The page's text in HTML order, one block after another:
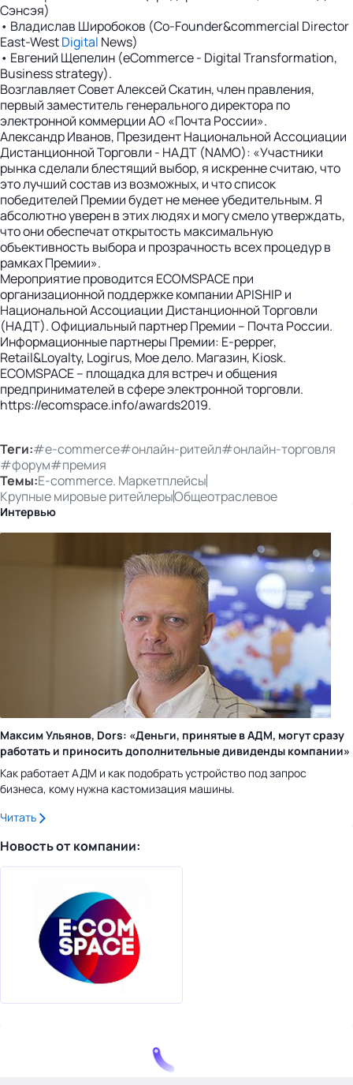
Сэнсэя)
• Владислав Широбоков (Co-Founder&commercial Director
East-WestDigital News)
• Евгений Щепелин (eCommerce - Digital Transformation,
Business strategy).
Возглавляет Совет Алексей Скатин, член правления,
первый заместитель генерального директора по
электронной коммерции АО «Почта России».
Александр Иванов, Президент Национальной Ассоциации
Дистанционной Торговли - НАДТ (NAMO): «Участники
рынка сделали блестящий выбор, я искренне считаю, что
это лучший состав из возможных, и что список
победителей Премии будет не менее убедительным. Я
абсолютно уверен в этих людях и могу смело утверждать,
что они обеспечат открытость максимальную
объективность выбора и прозрачность всех процедур в
рамках Премии».
Мероприятие проводится ECOMSPACE при
организационной поддержке компании APISHIP и
Национальной Ассоциации Дистанционной Торговли
(НАДТ). Официальный партнер Премии – Почта России.
Информационные партнеры Премии: E-pepper,
Retail&Loyalty, Logirus, Мое дело. Магазин, Kiosk.
ECOMSPACE – площадка для встреч и общения
предпринимателей в сфере электронной торговли.
https://ecomspace.info/awards2019.
Теги:#e-commerce#онлайн-ритейл#онлайн-торговля
#форум#премия
Темы:E-commerce. Маркетплейсы
Крупные мировые ритейлерыОбщеотраслевое
Интервью
Максим Ульянов, Dors: «Деньги, принятые в АДМ, могут сразу
работать и приносить дополнительные дивиденды компании»
Как работает АДМ и как подобрать устройство под запрос
бизнеса, кому нужна кастомизация машины.
Читать
Новость от компании: